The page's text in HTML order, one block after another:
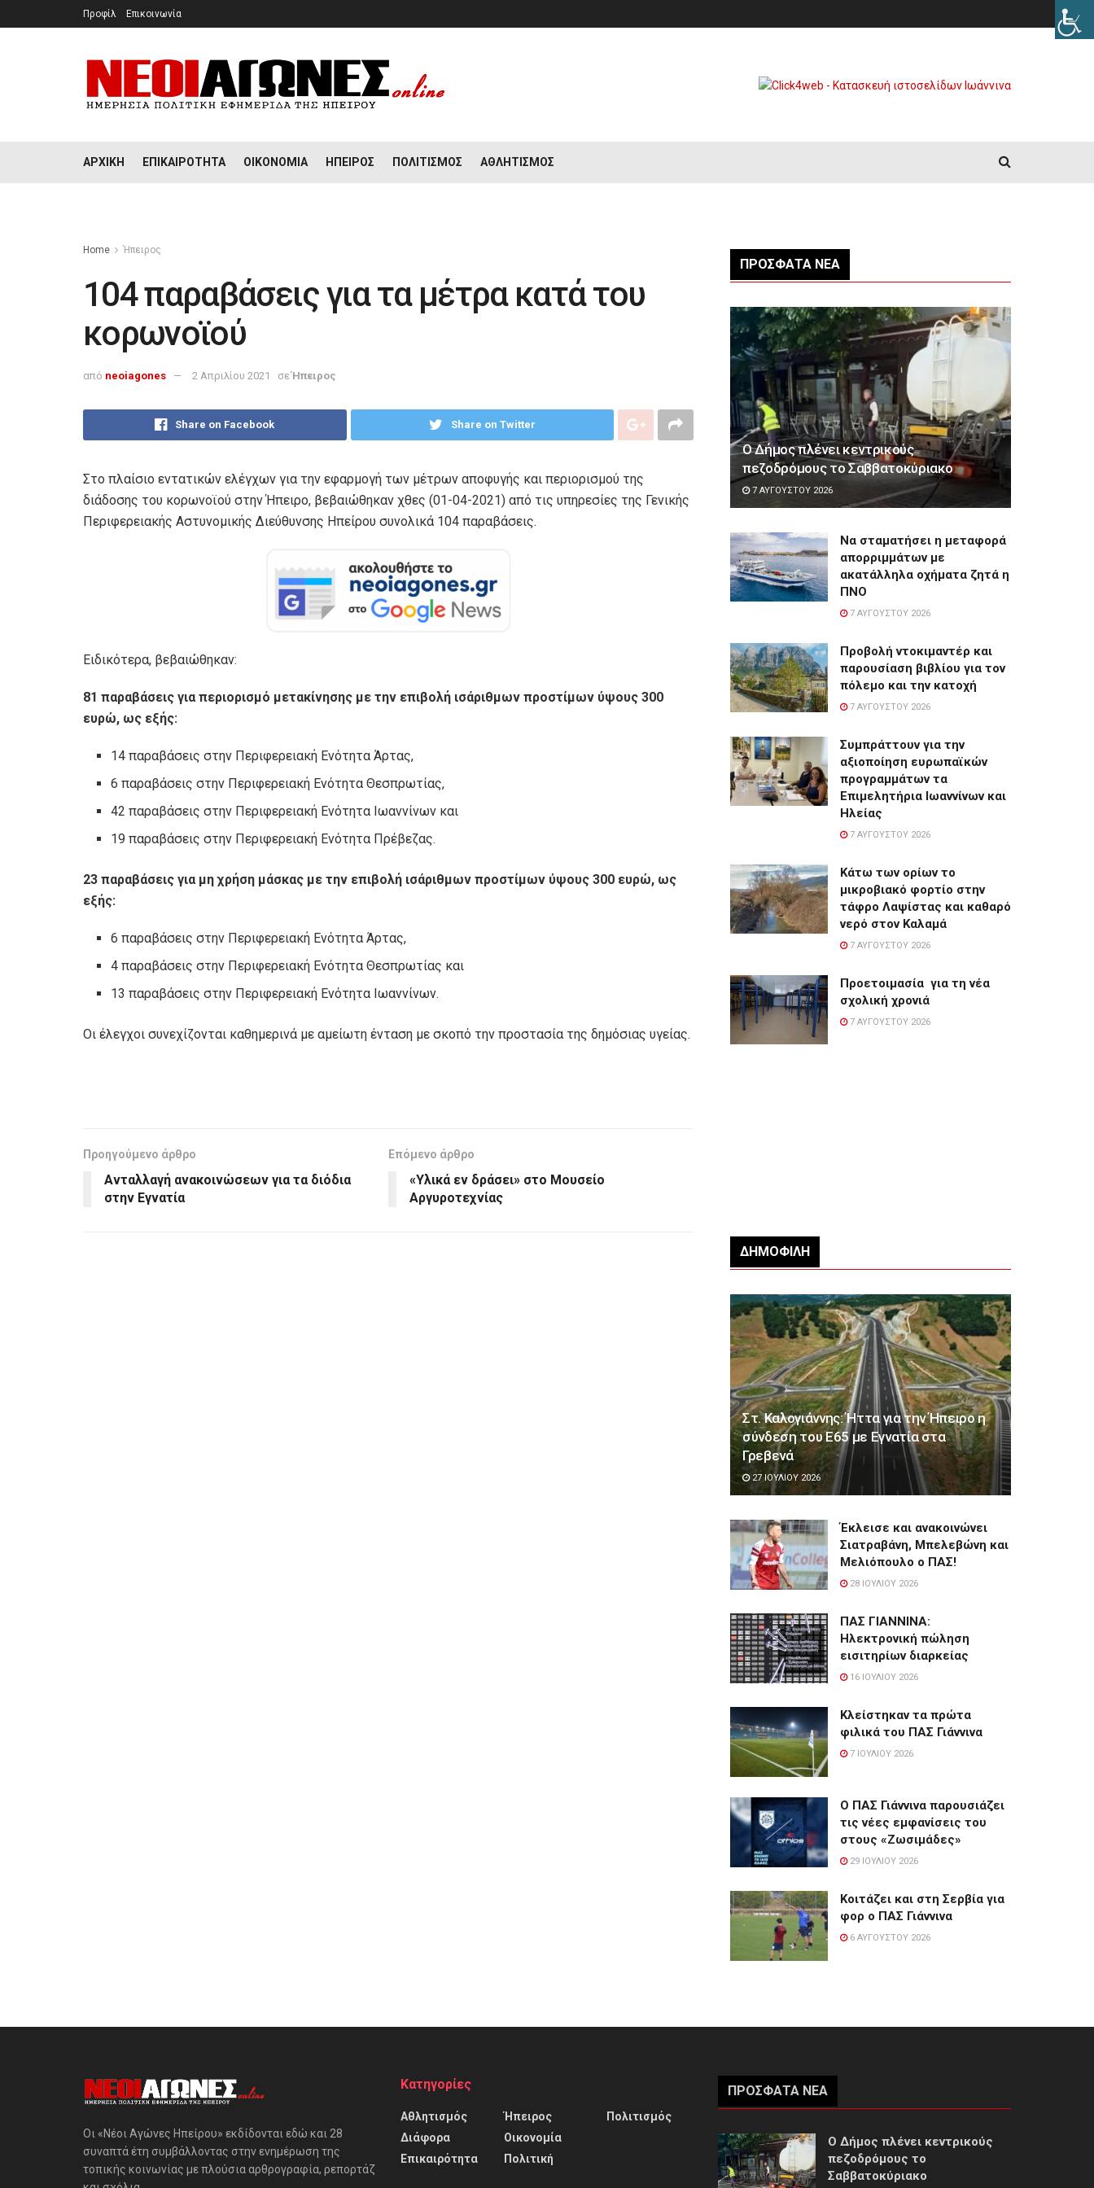
Προφίλ Επικοινωνία
ΑΡΧΙΚΉ ΕΠΙΚΑΙΡΌΤΗΤΑ ΟΙΚΟΝΟΜΊΑ ΉΠΕΙΡΟΣ ΠΟΛΙΤΙΣΜΌΣ ΑΘΛΗΤΙΣΜΌΣ
Home Ήπειρος
104 παραβάσεις για τα μέτρα κατά του
κορωνοϊού
από neoiagones 2 Απριλίου 2021 σε Ήπειρος
Share on Facebook Share on Twitter
Στο πλαίσιο εντατικών ελέγχων για την εφαρμογή των μέτρων αποφυγής και περιορισμού της
διάδοσης του κορωνοϊού στην Ήπειρο, βεβαιώθηκαν χθες (01-04-2021) από τις υπηρεσίες της Γενικής
Περιφερειακής Αστυνομικής Διεύθυνσης Ηπείρου συνολικά 104 παραβάσεις.
Ειδικότερα, βεβαιώθηκαν:
81 παραβάσεις για περιορισμό μετακίνησης με την επιβολή ισάριθμων προστίμων ύψους 300
ευρώ, ως εξής:
14 παραβάσεις στην Περιφερειακή Ενότητα Άρτας,
6 παραβάσεις στην Περιφερειακή Ενότητα Θεσπρωτίας,
42 παραβάσεις στην Περιφερειακή Ενότητα Ιωαννίνων και
19 παραβάσεις στην Περιφερειακή Ενότητα Πρέβεζας.
23 παραβάσεις για μη χρήση μάσκας με την επιβολή ισάριθμων προστίμων ύψους 300 ευρώ, ως
εξής:
6 παραβάσεις στην Περιφερειακή Ενότητα Άρτας,
4 παραβάσεις στην Περιφερειακή Ενότητα Θεσπρωτίας και
13 παραβάσεις στην Περιφερειακή Ενότητα Ιωαννίνων.
Οι έλεγχοι συνεχίζονται καθημερινά με αμείωτη ένταση με σκοπό την προστασία της δημόσιας υγείας.
Προηγούμενο άρθρο
Ανταλλαγή ανακοινώσεων για τα διόδια
στην Εγνατία
Επόμενο άρθρο
«Υλικά εν δράσει» στο Μουσείο
Αργυροτεχνίας
ΠΡΌΣΦΑΤΑ ΝΈΑ
Ο Δήμος πλένει κεντρικούς
πεζοδρόμους το Σαββατοκύριακο
7 ΑΥΓΟΎΣΤΟΥ 2026
Να σταματήσει η μεταφορά
απορριμμάτων με
ακατάλληλα οχήματα ζητά η
ΠΝΟ
7 ΑΥΓΟΎΣΤΟΥ 2026
Προβολή ντοκιμαντέρ και
παρουσίαση βιβλίου για τον
πόλεμο και την κατοχή
7 ΑΥΓΟΎΣΤΟΥ 2026
Συμπράττουν για την
αξιοποίηση ευρωπαϊκών
προγραμμάτων τα
Επιμελητήρια Ιωαννίνων και
Ηλείας
7 ΑΥΓΟΎΣΤΟΥ 2026
Κάτω των ορίων το
μικροβιακό φορτίο στην
τάφρο Λαψίστας και καθαρό
νερό στον Καλαμά
7 ΑΥΓΟΎΣΤΟΥ 2026
Προετοιμασία για τη νέα
σχολική χρονιά
7 ΑΥΓΟΎΣΤΟΥ 2026
ΔΗΜΟΦΙΛΉ
Στ. Καλογιάννης: Ήττα για την Ήπειρο η
σύνδεση του Ε65 με Εγνατία στα
Γρεβενά
27 ΙΟΥΛΊΟΥ 2026
Έκλεισε και ανακοινώνει
Σιατραβάνη, Μπελεβώνη και
Μελιόπουλο ο ΠΑΣ!
28 ΙΟΥΛΊΟΥ 2026
ΠΑΣ ΓΙΑΝΝΙΝΑ:
Hλεκτρονική πώληση
εισιτηρίων διαρκείας
16 ΙΟΥΛΊΟΥ 2026
Κλείστηκαν τα πρώτα
φιλικά του ΠΑΣ Γιάννινα
7 ΙΟΥΛΊΟΥ 2026
Ο ΠΑΣ Γιάννινα παρουσιάζει
τις νέες εμφανίσεις του
στους «Ζωσιμάδες»
29 ΙΟΥΛΊΟΥ 2026
Κοιτάζει και στη Σερβία για
φορ ο ΠΑΣ Γιάννινα
6 ΑΥΓΟΎΣΤΟΥ 2026
Οι «Νέοι Αγώνες Ηπείρου» εκδίδονται εδώ και 28
συναπτά έτη συμβάλλοντας στην ενημέρωση της
τοπικής κοινωνίας με πλούσια αρθρογραφία, ρεπορτάζ
Κατηγορίες
Αθλητισμός
Διάφορα
Επικαιρότητα
Ήπειρος
Οικονομία
Πολιτική
Πολιτισμός
ΠΡΌΣΦΑΤΑ ΝΈΑ
Ο Δήμος πλένει κεντρικούς
πεζοδρόμους το
Σαββατοκύριακο